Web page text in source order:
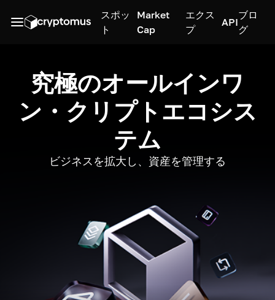
スポッ
ト
Market
Cap
エクス
プ
API
ブロ
グ
究極のオールインワ
ン・クリプトエコシス
テム
ビジネスを拡大し、資産を管理する